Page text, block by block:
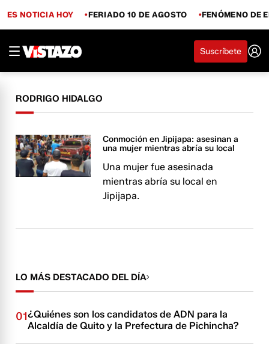
ES NOTICIA HOY FERIADO 10 DE AGOSTO FENÓMENO DE
Suscríbete
RODRIGO HIDALGO
Conmoción en Jipijapa: asesinan a
una mujer mientras abría su local
Una mujer fue asesinada
mientras abría su local en
Jipijapa.
LO MÁS DESTACADO DEL DÍA
01¿Quiénes son los candidatos de ADN para la
Alcaldía de Quito y la Prefectura de Pichincha?